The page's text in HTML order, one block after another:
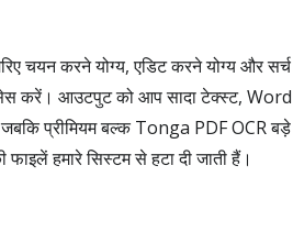
चयन करने योग्य, एडिट करने योग्य और
करें। आउटपुट को आप सादा टेक्स्ट, Word
प्रीमियम बल्क Tonga PDF OCR बड़े
हमारे सिस्टम से हटा दी जाती हैं।